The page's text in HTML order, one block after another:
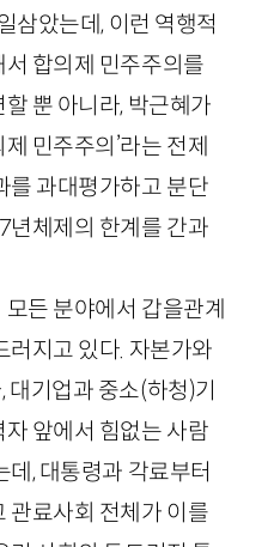
삼았는데, 이런 역행적
합의제 민주주의를
뿐 아니라, 박근혜가
민주주의’라는 전제
를 과대평가하고 분단
년체제의 한계를 간과
든 분야에서 갑을관계
러지고 있다. 자본가와
기업과 중소(하청)기
앞에서 힘없는 사람
, 대통령과 각료부터
관료사회 전체가 이를